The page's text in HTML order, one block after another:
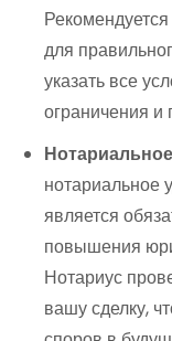
для
указать все
ограничения и
нотариальное
является
повышения
Нотариус
вашу сделку,